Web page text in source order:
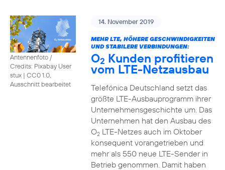
Antennenfoto /
Credits: Pixabay User
stux | CC0 1.0,
Ausschnitt bearbeitet
14. November 2019
MEHR LTE, HÖHERE GESCHWINDIGKEITEN
UND STABILERE VERBINDUNGEN:
O2 Kunden profitieren
vom LTE-Netzausbau
Telefónica Deutschland setzt das
größte LTE-Ausbauprogramm ihrer
Unternehmensgeschichte um. Das
Unternehmen hat den Ausbau des
O2LTE-Netzes auch im Oktober
konsequent vorangetrieben und
mehr als 550 neue LTE-Sender in
Betrieb genommen. Damit haben